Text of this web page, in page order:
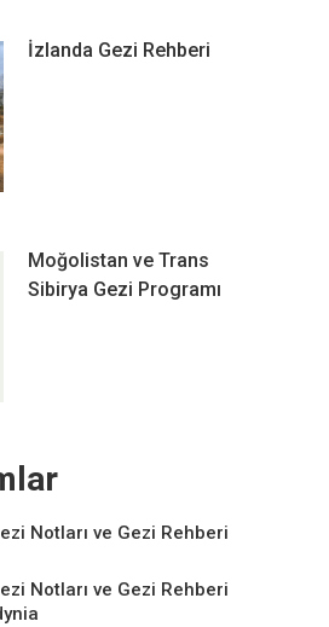
İzlanda Gezi Rehberi
Moğolistan ve Trans
Sibirya Gezi Programı
Notları ve Gezi Rehberi
Notları ve Gezi Rehberi